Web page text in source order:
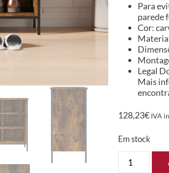
Para
parede
Cor:
Legal
Mais
128,23€ IVA
Em stock